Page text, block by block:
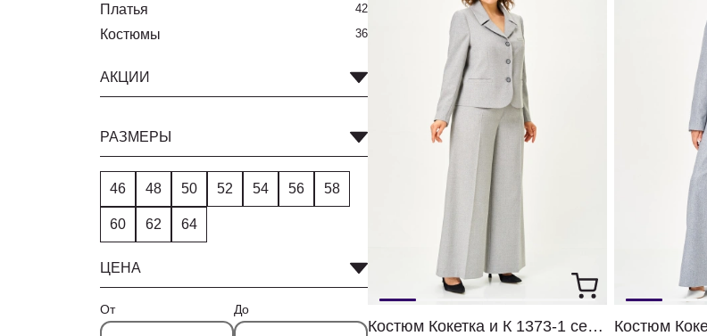
Платья 42
Костюмы 36
АКЦИИ
РАЗМЕРЫ
46 48 50 52 54 56 58
60 62 64
ЦЕНА
От До
Костюм Кокетка и К 1373-1 серый